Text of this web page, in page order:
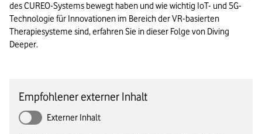
des CUREO-Systems bewegt haben und wie wichtig IoT- und 5G-
Technologie für Innovationen im Bereich der VR-basierten
Therapiesysteme sind, erfahren Sie in dieser Folge von Diving
Deeper.
Empfohlener externer Inhalt
Externer Inhalt